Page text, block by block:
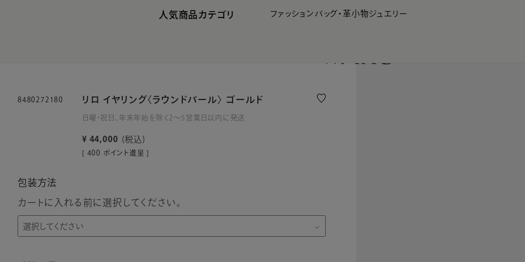
人気商品カテゴリ ファッション バッグ・革小物ジュエリー
8480272180 リロ イヤリング〈ラウンドパール〉 ゴールド
日曜・祝日、年末年始を除く2～5営業日以内に発送
¥ 44,000 税込
[ 400 ポイント進呈 ]
包装方法
カートに入れる前に選択してください。